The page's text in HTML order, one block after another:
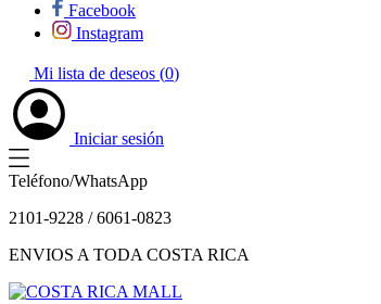
Facebook
Instagram
Mi lista de deseos (0)
Iniciar sesión
Teléfono/WhatsApp
2101-9228 / 6061-0823
ENVIOS A TODA COSTA RICA